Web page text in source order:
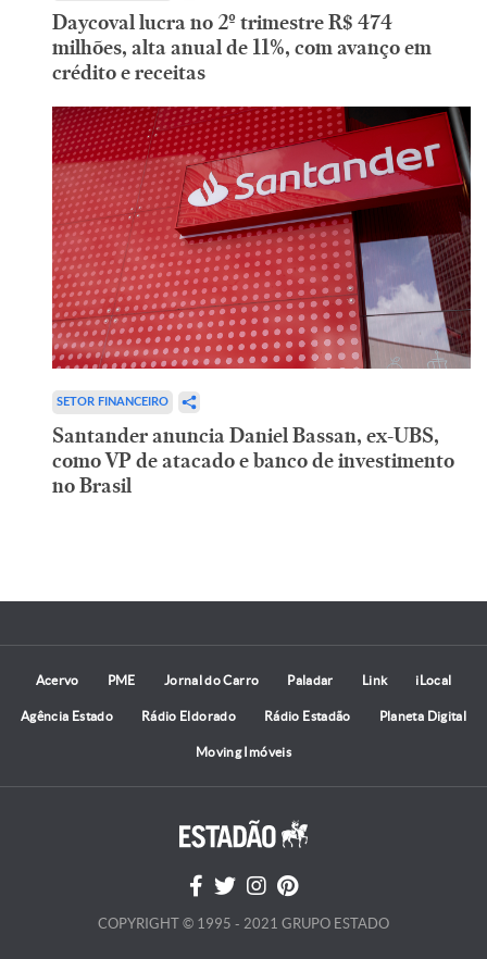
Daycoval lucra no 2º trimestre R$ 474
milhões, alta anual de 11%, com avanço em
crédito e receitas
SETOR FINANCEIRO
Santander anuncia Daniel Bassan, ex-UBS,
como VP de atacado e banco de investimento
no Brasil
Acervo PME Jornal do Carro Paladar Link iLocal
Agência Estado Rádio Eldorado Rádio Estadão Planeta Digital
Moving Imóveis
COPYRIGHT © 1995 - 2021 GRUPO ESTADO